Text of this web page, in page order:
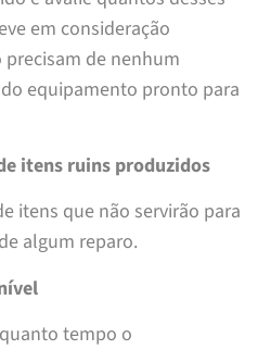
em consideração
de nenhum
equipamento pronto para
itens ruins produzidos
itens que não servirão para
algum reparo.
tempo o